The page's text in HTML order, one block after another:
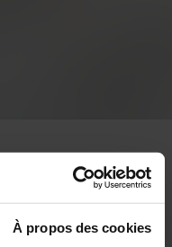
À propos des cookies